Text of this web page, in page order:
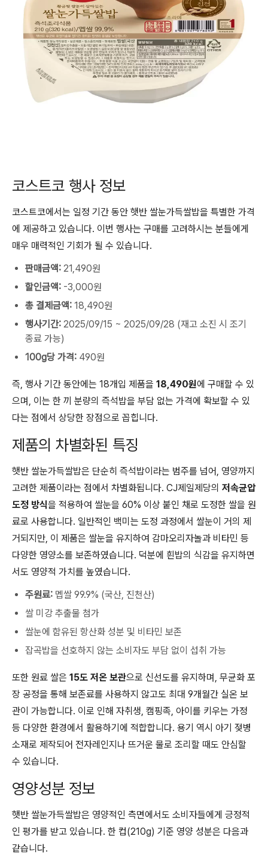
코스트코 행사 정보
코스트코에서는 일정 기간 동안 햇반 쌀눈가득쌀밥을 특별한 가격
에 제공하고 있습니다. 이번 행사는 구매를 고려하시는 분들에게
매우 매력적인 기회가 될 수 있습니다.
판매금액: 21,490원
할인금액: -3,000원
총 결제금액: 18,490원
행사기간: 2025/09/15 ~ 2025/09/28 (재고 소진 시 조기
종료 가능)
100g당 가격: 490원
즉, 행사 기간 동안에는 18개입 제품을 18,490원에 구매할 수 있
으며, 이는 한 끼 분량의 즉석밥을 부담 없는 가격에 확보할 수 있
다는 점에서 상당한 장점으로 꼽힙니다.
제품의 차별화된 특징
햇반 쌀눈가득쌀밥은 단순히 즉석밥이라는 범주를 넘어, 영양까지
고려한 제품이라는 점에서 차별화됩니다. CJ제일제당의 저속균압
도정 방식을 적용하여 쌀눈을 60% 이상 붙인 채로 도정한 쌀을 원
료로 사용합니다. 일반적인 백미는 도정 과정에서 쌀눈이 거의 제
거되지만, 이 제품은 쌀눈을 유지하여 감마오리자놀과 비타민 등
다양한 영양소를 보존하였습니다. 덕분에 흰밥의 식감을 유지하면
서도 영양적 가치를 높였습니다.
주원료: 멥쌀 99.9% (국산, 진천산)
쌀 미강 추출물 첨가
쌀눈에 함유된 항산화 성분 및 비타민 보존
잡곡밥을 선호하지 않는 소비자도 부담 없이 섭취 가능
또한 원료 쌀은 15도 저온 보관으로 신선도를 유지하며, 무균화 포
장 공정을 통해 보존료를 사용하지 않고도 최대 9개월간 실온 보
관이 가능합니다. 이로 인해 자취생, 캠핑족, 아이를 키우는 가정
등 다양한 환경에서 활용하기에 적합합니다. 용기 역시 아기 젖병
소재로 제작되어 전자레인지나 뜨거운 물로 조리할 때도 안심할
수 있습니다.
영양성분 정보
햇반 쌀눈가득쌀밥은 영양적인 측면에서도 소비자들에게 긍정적
인 평가를 받고 있습니다. 한 컵(210g) 기준 영양 성분은 다음과
같습니다.